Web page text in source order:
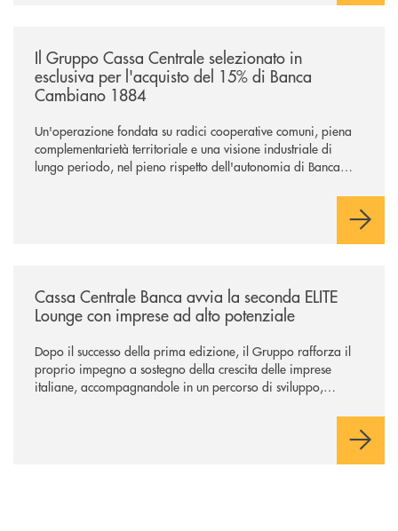
Il Gruppo Cassa Centrale selezionato in
esclusiva per l'acquisto del 15% di Banca
Cambiano 1884
Un'operazione fondata su radici cooperative comuni, piena
complementarietà territoriale e una visione industriale di
lungo periodo, nel pieno rispetto dell'autonomia di Banca
negoziazione esclusiva per la finalizzazione dell’operazione.
Cassa Centrale Banca avvia la seconda ELITE
Lounge con imprese ad alto potenziale
Dopo il successo della prima edizione, il Gruppo rafforza il
proprio impegno a sostegno della crescita delle imprese
italiane, accompagnandole in un percorso di sviluppo,